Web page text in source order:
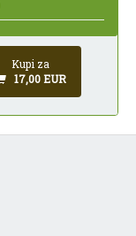
Kupi za
17,00 EUR